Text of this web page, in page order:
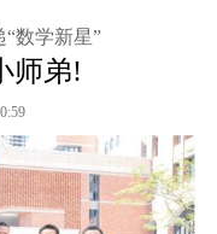
数学新星”
师弟!